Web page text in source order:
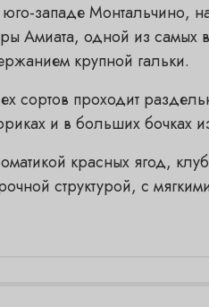
западе Монтальчино,
Амиата, одной из самых
крупной гальки.
сортов проходит
и в больших бочках
красных ягод,
структурой, с